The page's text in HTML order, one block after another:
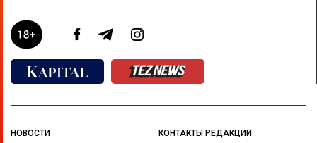
НОВОСТИ КОНТАКТЫ РЕДАКЦИИ